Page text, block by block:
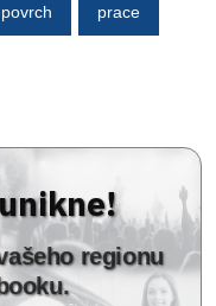
povrch prace
regionu